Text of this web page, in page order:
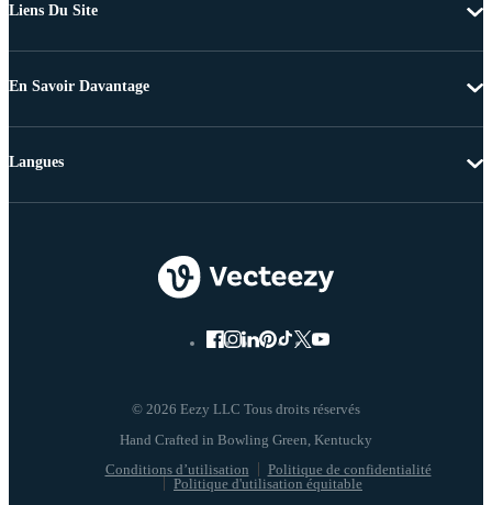
Liens Du Site
En Savoir Davantage
© 2026 Eezy LLC Tous droits réservés
Conditions d’utilisation
Politique de confidentialité
Politique d'utilisation équitable
Langues